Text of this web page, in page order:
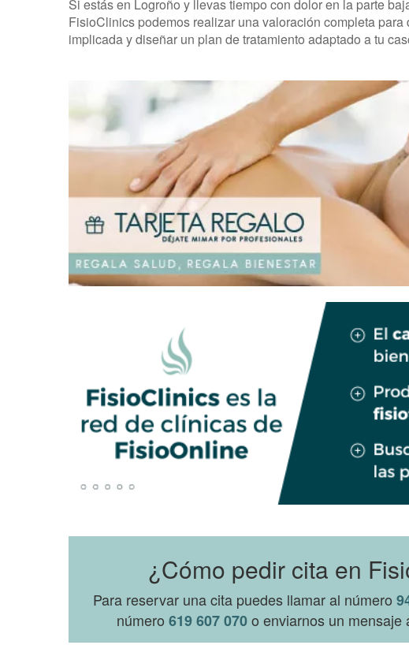
Si estás en Logroño y llevas tiempo con dolor en la parte
FisioClinics podemos realizar una valoración completa
implicada y diseñar un plan de tratamiento adaptado a tu
¿Cómo pedir cita en
Para reservar una cita puedes llamar al número
número 619 607 070o enviarnos un mensaje